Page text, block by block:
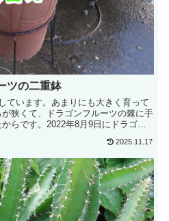
ツの二重鉢
ています。あまりにも大きく育って
狭くて、ドラゴンフルーツの棘に手
らです。2022年8月9日にドラゴン
2025.11.17